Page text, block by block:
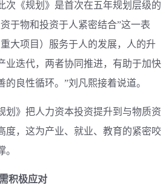
次《规划》是首次在五年规划层级的
于物和投资于人紧密结合”这一表
大项目）服务于人的发展，人的升
业迭代，两者协同推进，有助于加快
良性循环。”刘凡熙接着说道。
》把人力资本投资提升到与物质资
度，这为产业、就业、教育的紧密咬
积极应对